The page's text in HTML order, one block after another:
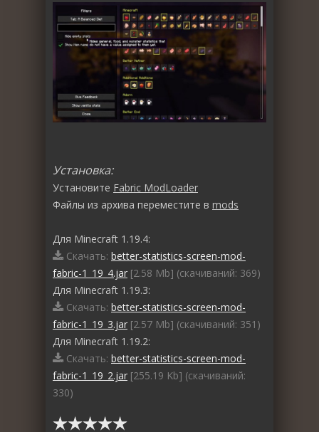
Установка:
Установите Fabric ModLoader
Файлы из архива переместите в mods
Для Minecraft 1.19.4:
Скачать: better-statistics-screen-mod-
fabric-1_19_4.jar [2.58 Mb] (cкачиваний: 369)
Для Minecraft 1.19.3:
Скачать: better-statistics-screen-mod-
fabric-1_19_3.jar [2.57 Mb] (cкачиваний: 351)
Для Minecraft 1.19.2:
Скачать: better-statistics-screen-mod-
fabric-1_19_2.jar [255.19 Kb] (cкачиваний:
330)